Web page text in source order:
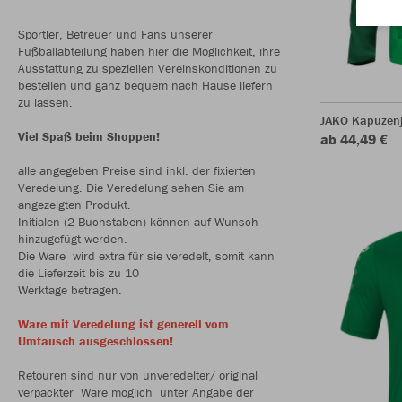
Sportler, Betreuer und Fans unserer
Fußballabteilung haben hier die Möglichkeit, ihre
Ausstattung zu speziellen Vereinskonditionen zu
bestellen und ganz bequem nach Hause liefern
zu lassen.
Viel Spaß beim Shoppen!
alle angegeben Preise sind inkl. der fixierten
Veredelung. Die Veredelung sehen Sie am
angezeigten Produkt.
Initialen (2 Buchstaben) können auf Wunsch
hinzugefügt werden.
Die Ware wird extra für sie veredelt, somit kann
die Lieferzeit bis zu 10
Werktage betragen.
Ware mit Veredelung ist generell vom
Umtausch ausgeschlossen!
Retouren sind nur von unveredelter/ original
verpackter Ware möglich unter Angabe der
JAKO
ab 44,49 €